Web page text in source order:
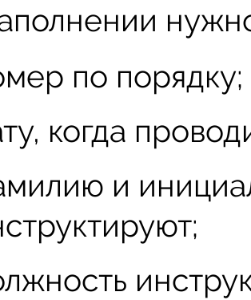
по порядку;
когда
и